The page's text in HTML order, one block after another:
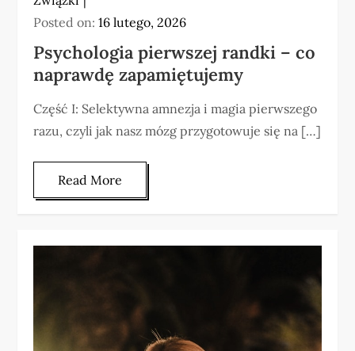
Posted on:16 lutego, 2026
Psychologia pierwszej randki – co
naprawdę zapamiętujemy
Część I: Selektywna amnezja i magia pierwszego
razu, czyli jak nasz mózg przygotowuje się na […]
Read More